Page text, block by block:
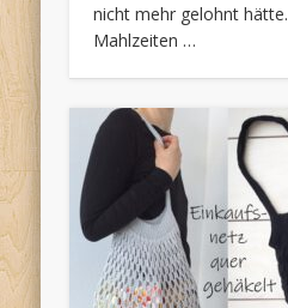
nicht mehr gelohnt
Mahlzeiten …